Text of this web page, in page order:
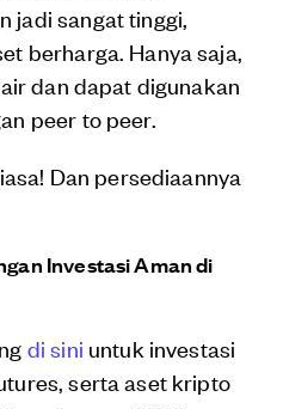
jadi sangat tinggi,
berharga. Hanya saja,
dan dapat digunakan
peer to peer.
Dan persediaannya
Investasi Aman di
di sini untuk investasi
serta aset kripto